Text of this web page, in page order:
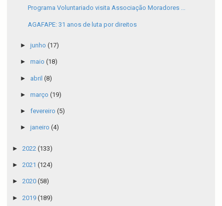
Programa Voluntariado visita Associação Moradores ...
AGAFAPE: 31 anos de luta por direitos
► junho (17)
► maio (18)
► abril (8)
► março (19)
► fevereiro (5)
► janeiro (4)
► 2022 (133)
► 2021 (124)
► 2020 (58)
► 2019 (189)